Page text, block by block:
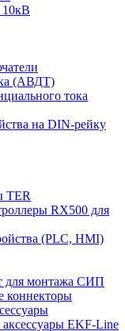
10кВ
(АВДТ)
тока
на DIN-рейку
TER
RX500 для
(PLC, HMI)
для монтажа СИП
коннекторы
EKF-Line